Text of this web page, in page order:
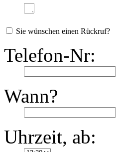
Sie wünschen einen Rückruf?
Telefon-Nr:
Wann?
Uhrzeit, ab: